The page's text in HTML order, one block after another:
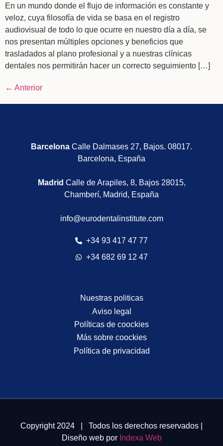
En un mundo donde el flujo de información es constante y
veloz, cuya filosofía de vida se basa en el registro
audiovisual de todo lo que ocurre en nuestro día a día, se
nos presentan múltiples opciones y beneficios que
trasladados al plano profesional y a nuestras clínicas
dentales nos permitirán hacer un correcto seguimiento […]
← Anterior
Barcelona Calle Dalmases 27, Bajos. 08017.
Barcelona, España
Madrid Calle de Arapiles, 8, Bajos 28015,
Chamberí, Madrid, España
info@eurodentalinstitute.com
+34 93 417 47 77
+34 682 69 12 47
Nuestras politicas
Aviso legal
Políticas de coockies
Más sobre coockies
Política de privacidad
Copyright 2024 | Todos los derechos reservados |
Diseño web por Indexa Web